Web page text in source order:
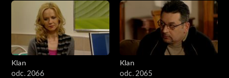
Klan
odc. 2066
Klan
odc. 2065